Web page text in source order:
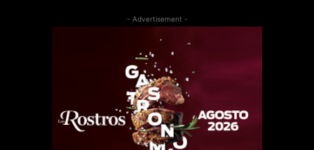
- Advertisement -